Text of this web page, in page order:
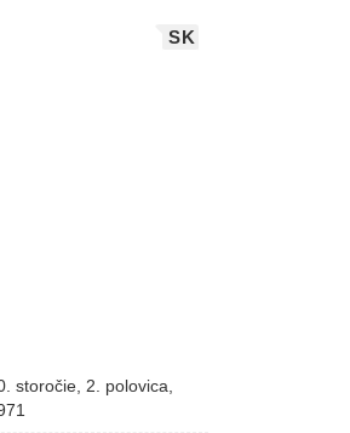
SK
storočie, 2. polovica,